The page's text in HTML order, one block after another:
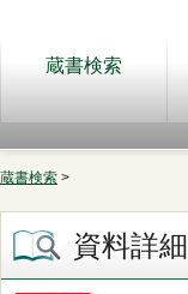
蔵書検索
蔵書検索 >
資料詳細